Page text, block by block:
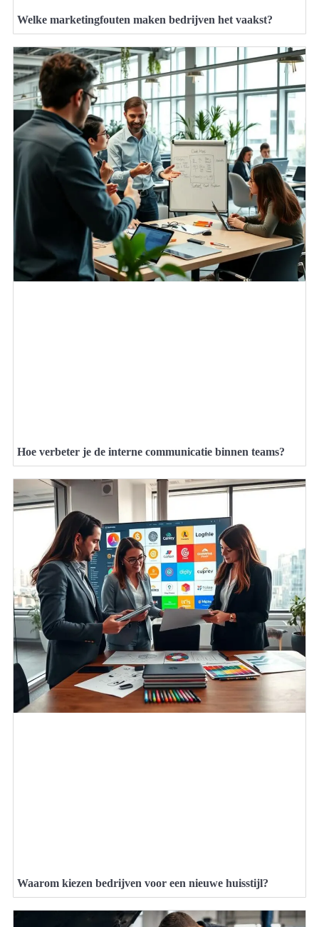
Welke marketingfouten maken bedrijven het vaakst?
Hoe verbeter je de interne communicatie binnen teams?
Waarom kiezen bedrijven voor een nieuwe huisstijl?